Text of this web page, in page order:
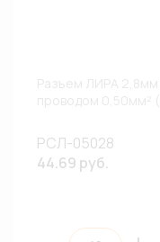
РСЛ-05028
44.69 руб.